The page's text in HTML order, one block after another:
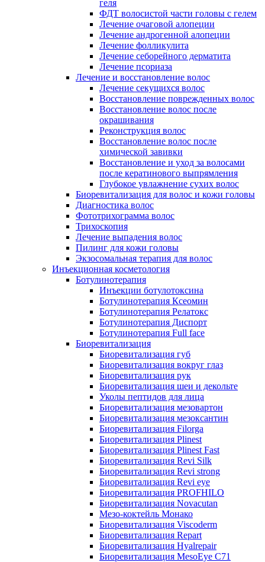
геля
ФДТ волосистой части головы с гелем
Лечение очаговой алопеции
Лечение андрогенной алопеции
Лечение фолликулита
Лечение себорейного дерматита
Лечение псориаза
Лечение и восстановление волос
Лечение секущихся волос
Восстановление поврежденных волос
Восстановление волос после
окрашивания
Реконструкция волос
Восстановление волос после
химической завивки
Восстановление и уход за волосами
после кератинового выпрямления
Глубокое увлажнение сухих волос
Биоревитализация для волос и кожи головы
Диагностика волос
Фототрихограмма волос
Трихоскопия
Лечение выпадения волос
Пилинг для кожи головы
Экзосомальная терапия для волос
Инъекционная косметология
Ботулинотерапия
Инъекции ботулотоксина
Ботулинотерапия Ксеомин
Ботулинотерапия Релатокс
Ботулинотерапия Диспорт
Ботулинотерапия Full face
Биоревитализация
Биоревитализация губ
Биоревитализация вокруг глаз
Биоревитализация рук
Биоревитализация шеи и декольте
Уколы пептидов для лица
Биоревитализация мезовартон
Биоревитализация мезоксантин
Биоревитализация Filorga
Биоревитализация Plinest
Биоревитализация Plinest Fast
Биоревитализация Revi Silk
Биоревитализация Revi strong
Биоревитализация Revi eye
Биоревитализация PROFHILO
Биоревитализация Novacutan
Мезо-коктейль Монако
Биоревитализация Viscoderm
Биоревитализация Repart
Биоревитализация Hyalrepair
Биоревитализация MesoEye C71